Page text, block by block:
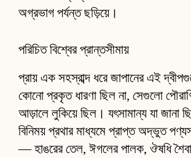
অগ্রভাগ পর্যন্ত ছড়িয়ে।
পরিচিত বিশ্বের প্রান্তসীমায়
প্রায় এক সহস্রাব্দ ধরে জাপানের এই
কোনো প্রকৃত ধারণা ছিল না, সেগুলো
আড়ালে লুকিয়ে ছিল। যৎসামান্য যা জানা
বিনিময় প্রথার মাধ্যমে প্রাপ্ত অদ্ভুত
— হাঙরের তেল, ঈগলের পালক, ঔষধি